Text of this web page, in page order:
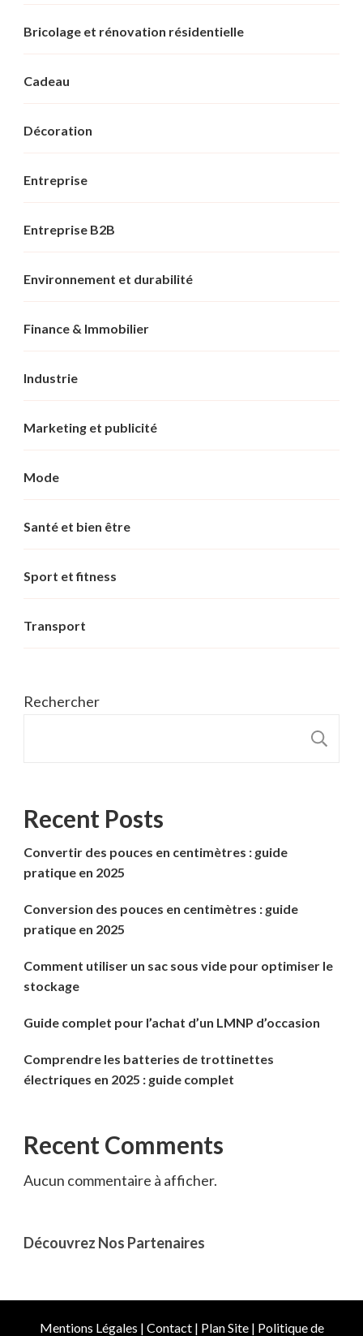
Bricolage et rénovation résidentielle
Cadeau
Décoration
Entreprise
Entreprise B2B
Environnement et durabilité
Finance & Immobilier
Industrie
Marketing et publicité
Mode
Santé et bien être
Sport et fitness
Transport
Rechercher
Recent Posts
Convertir des pouces en centimètres : guide
pratique en 2025
Conversion des pouces en centimètres : guide
pratique en 2025
Comment utiliser un sac sous vide pour optimiser le
stockage
Guide complet pour l’achat d’un LMNP d’occasion
Comprendre les batteries de trottinettes
électriques en 2025 : guide complet
Recent Comments
Aucun commentaire à afficher.
Découvrez Nos Partenaires
Mentions Légales | Contact| Plan Site| Politique de